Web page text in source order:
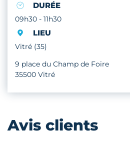
DURÉE
09h30 - 11h30
LIEU
Vitré (35)
9 place du Champ de Foire
35500 Vitré
Avis clients